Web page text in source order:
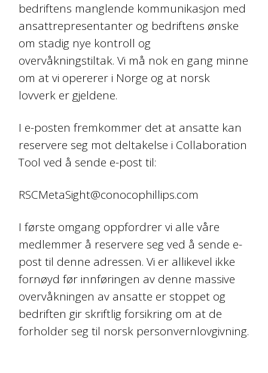
bedriftens manglende kommunikasjon med
ansattrepresentanter og bedriftens ønske
om stadig nye kontroll og
overvåkningstiltak. Vi må nok en gang minne
om at vi opererer i Norge og at norsk
lovverk er gjeldene.
I e-posten fremkommer det at ansatte kan
reservere seg mot deltakelse i Collaboration
Tool ved å sende e-post til:
RSCMetaSight@conocophillips.com
I første omgang oppfordrer vi alle våre
medlemmer å reservere seg ved å sende e-
post til denne adressen. Vi er allikevel ikke
fornøyd før innføringen av denne massive
overvåkningen av ansatte er stoppet og
bedriften gir skriftlig forsikring om at de
forholder seg til norsk personvernlovgivning.